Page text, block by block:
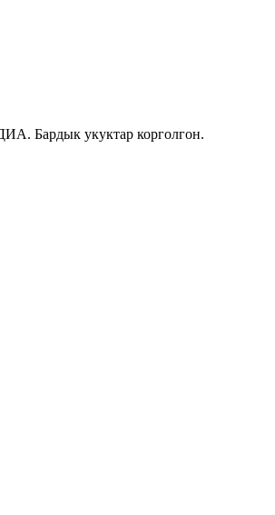
Бардык укуктар корголгон.